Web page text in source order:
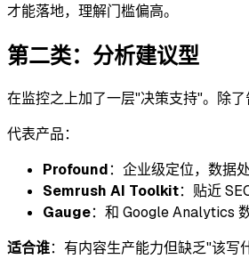
才能落地，理解门槛偏高。
第二类：分析建议型
在监控之上加了一层"决策支持"。除
代表产品：
Profound：企业级定位，数据
Semrush AI Toolkit：贴近
Gauge：和 Google Analytics
适合谁：有内容生产能力但缺乏"该写